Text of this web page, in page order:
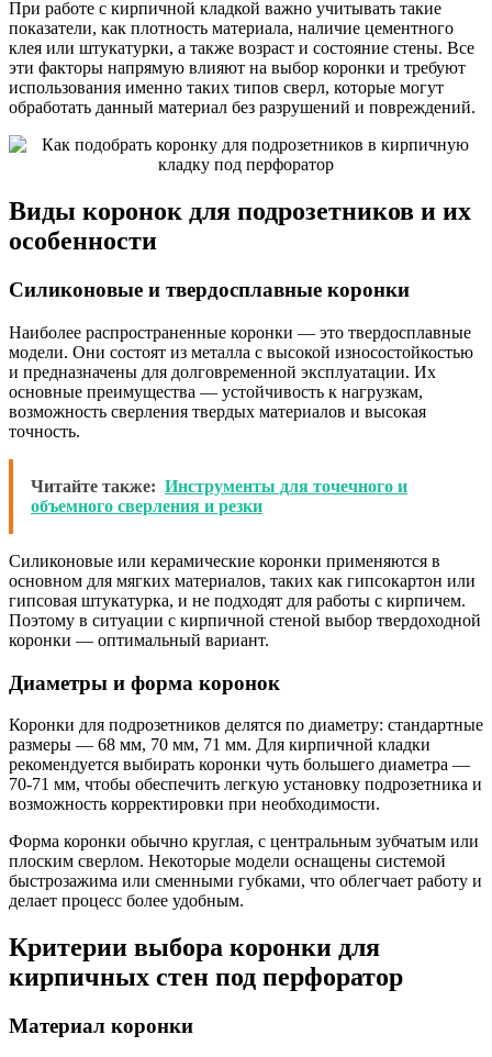
При работе с кирпичной кладкой важно учитывать такие
показатели, как плотность материала, наличие цементного
клея или штукатурки, а также возраст и состояние стены. Все
эти факторы напрямую влияют на выбор коронки и требуют
использования именно таких типов сверл, которые могут
обработать данный материал без разрушений и повреждений.
Виды коронок для подрозетников и их
особенности
Силиконовые и твердосплавные коронки
Наиболее распространенные коронки — это твердосплавные
модели. Они состоят из металла с высокой износостойкостью
и предназначены для долговременной эксплуатации. Их
основные преимущества — устойчивость к нагрузкам,
возможность сверления твердых материалов и высокая
точность.
Читайте также: Инструменты для точечного и
объемного сверления и резки
Силиконовые или керамические коронки применяются в
основном для мягких материалов, таких как гипсокартон или
гипсовая штукатурка, и не подходят для работы с кирпичем.
Поэтому в ситуации с кирпичной стеной выбор твердоходной
коронки — оптимальный вариант.
Диаметры и форма коронок
Коронки для подрозетников делятся по диаметру: стандартные
размеры — 68 мм, 70 мм, 71 мм. Для кирпичной кладки
рекомендуется выбирать коронки чуть большего диаметра —
70-71 мм, чтобы обеспечить легкую установку подрозетника и
возможность корректировки при необходимости.
Форма коронки обычно круглая, с центральным зубчатым или
плоским сверлом. Некоторые модели оснащены системой
быстрозажима или сменными губками, что облегчает работу и
делает процесс более удобным.
Критерии выбора коронки для
кирпичных стен под перфоратор
Материал коронки